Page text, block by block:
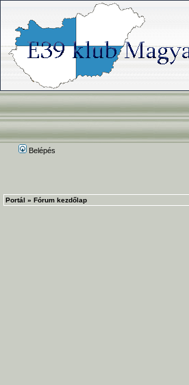
Belépés
Portál » Fórum kezdőlap